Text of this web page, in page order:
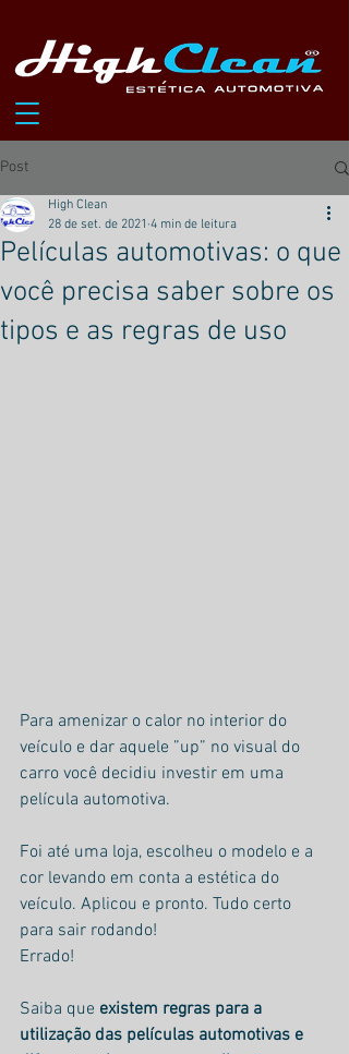
Post
Películas automotivas: o que
você precisa saber sobre os
tipos e as regras de uso
High Clean
28 de set. de 2021 4 min de leitura
Para amenizar o calor no interior do
veículo e dar aquele ”up” no visual do
carro você decidiu investir em uma
película automotiva.
Foi até uma loja, escolheu o modelo e a
cor levando em conta a estética do
veículo. Aplicou e pronto. Tudo certo
para sair rodando!
Errado!
Saiba que existem regras para a
utilização das películas automotivas e